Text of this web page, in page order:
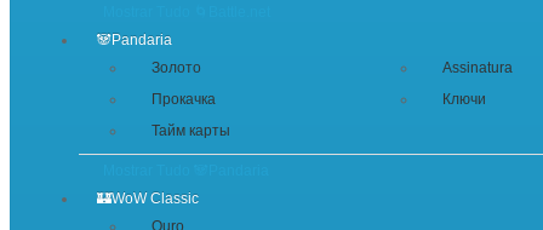
🐼Pandaria
Золото
Прокачка
Тайм карты
Assinatura
Ключи
🏰WoW Classic